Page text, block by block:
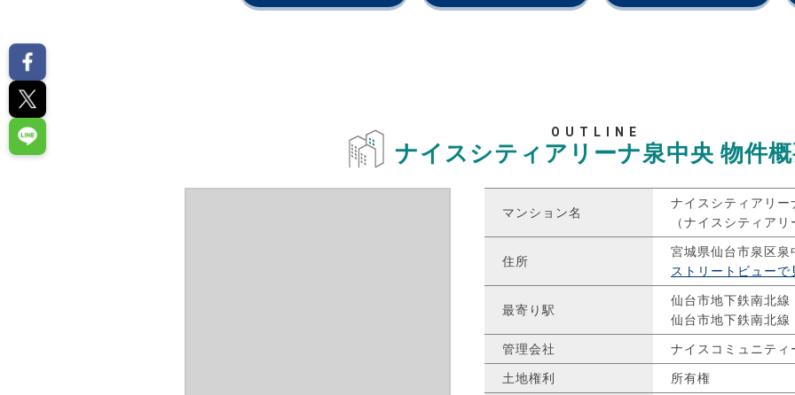
OUTLINE
ナイスシティアリーナ泉中央 物件
マンション名
ナイスシティアリー
（ナイスシティア
住所
宮城県仙台市泉区
ストリートビューで
最寄り駅
仙台市地下鉄南北線
仙台市地下鉄南北線
管理会社 ナイスコミュニティ
土地権利 所有権